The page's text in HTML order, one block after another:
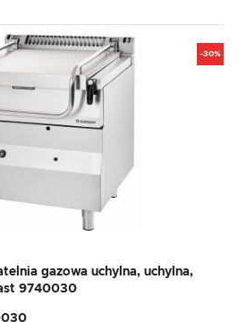
-30%
gazowa uchylna, uchylna,
9740030